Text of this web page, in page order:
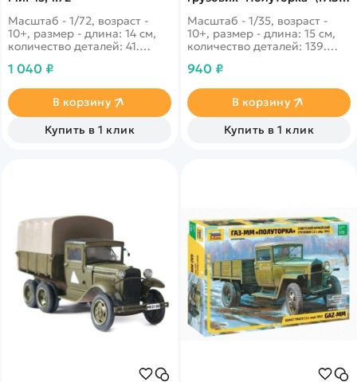
Масштаб - 1/72, возраст -
10+, размер - длина: 14 см,
количество деталей: 41.
востребованных реактивных
Зарекомендовал себя на
поле сражения при
операциях в Корее.
1 040 ₽
В корзину
Купить в 1 клик
Масштаб - 1/35, возраст -
10+, размер - длина: 15 см,
количество деталей: 139.
советский грузовик времён
за веса в полторы тонны ему
дали прозвище "Полуторка".
940 ₽
В корзину
Купить в 1 клик